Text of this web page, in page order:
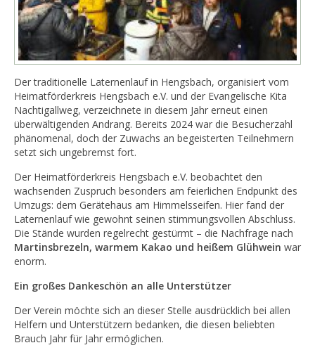
Der traditionelle Laternenlauf in Hengsbach, organisiert vom
Heimatförderkreis Hengsbach e.V. und der Evangelische Kita
Nachtigallweg, verzeichnete in diesem Jahr erneut einen
überwältigenden Andrang. Bereits 2024 war die Besucherzahl
phänomenal, doch der Zuwachs an begeisterten Teilnehmern
setzt sich ungebremst fort.
Der Heimatförderkreis Hengsbach e.V. beobachtet den
wachsenden Zuspruch besonders am feierlichen Endpunkt des
Umzugs: dem Gerätehaus am Himmelsseifen. Hier fand der
Laternenlauf wie gewohnt seinen stimmungsvollen Abschluss.
Die Stände wurden regelrecht gestürmt – die Nachfrage nach
Martinsbrezeln, warmem Kakao und heißem Glühwein war
enorm.
Ein großes Dankeschön an alle Unterstützer
Der Verein möchte sich an dieser Stelle ausdrücklich bei allen
Helfern und Unterstützern bedanken, die diesen beliebten
Brauch Jahr für Jahr ermöglichen.